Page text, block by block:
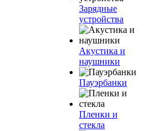
Зарядные
устройства
Акустика и
наушники
Пауэрбанки
Пленки и
стекла